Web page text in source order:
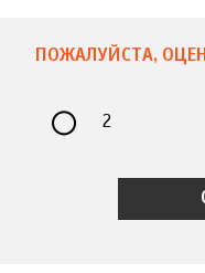
ПОЖАЛУЙСТА,
2